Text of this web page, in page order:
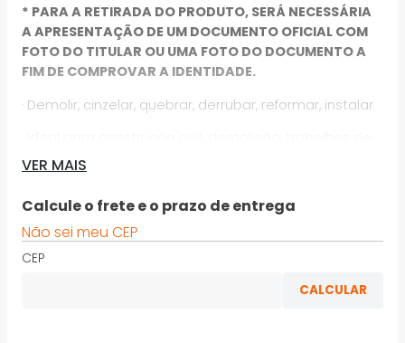
* PARA A RETIRADA DO PRODUTO, SERÁ NECESSÁRIA
A APRESENTAÇÃO DE UM DOCUMENTO OFICIAL COM
FOTO DO TITULAR OU UMA FOTO DO DOCUMENTO A
FIM DE COMPROVAR A IDENTIDADE.
· Demolir, cinzelar, quebrar, derrubar, reformar, instalar
escavação, obras de renovação
rompedores pesados
· Garante maior produtividade e durabilidade
VER MAIS
Calcule o frete e o prazo de entrega
Não sei meu CEP
CEP